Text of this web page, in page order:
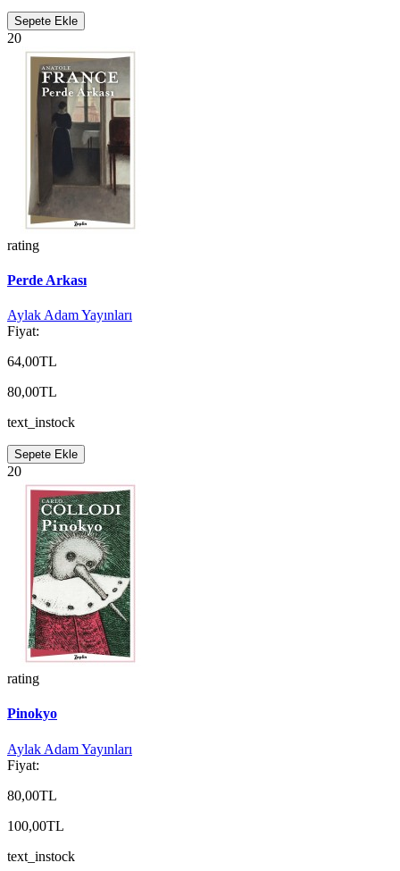
Sepete Ekle
20
rating
Perde Arkası
Aylak Adam Yayınları
Fiyat:
64,00TL
80,00TL
text_instock
Sepete Ekle
20
rating
Pinokyo
Aylak Adam Yayınları
Fiyat:
80,00TL
100,00TL
text_instock